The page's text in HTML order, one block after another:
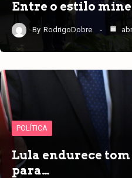
Entre o estilo
By RodrigoDobre
POLÍTICA
Lula endurece
para…